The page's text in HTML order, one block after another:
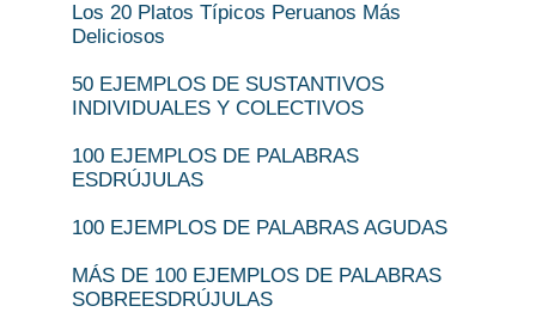
Los 20 Platos Típicos Peruanos Más
Deliciosos
50 EJEMPLOS DE SUSTANTIVOS
INDIVIDUALES Y COLECTIVOS
100 EJEMPLOS DE PALABRAS
ESDRÚJULAS
100 EJEMPLOS DE PALABRAS AGUDAS
MÁS DE 100 EJEMPLOS DE PALABRAS
SOBREESDRÚJULAS